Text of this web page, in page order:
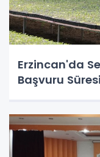
Erzincan'da
Başvuru